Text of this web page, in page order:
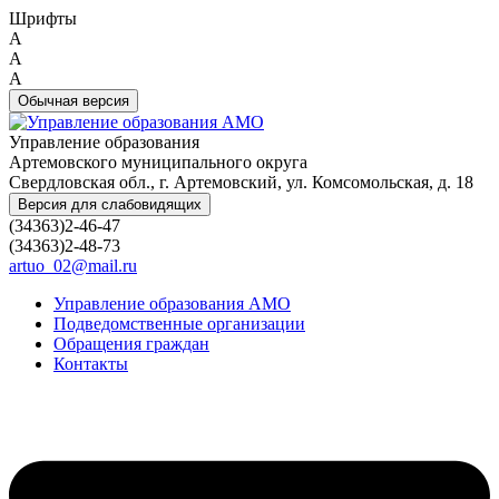
Шрифты
A
A
A
Обычная версия
Управление образования
Артемовского муниципального округа
Свердловская обл., г. Артемовский, ул. Комсомольская, д. 18
Версия для слабовидящих
(34363)2-46-47
(34363)2-48-73
artuo_02@mail.ru
Управление образования АМО
Подведомственные организации
Обращения граждан
Контакты